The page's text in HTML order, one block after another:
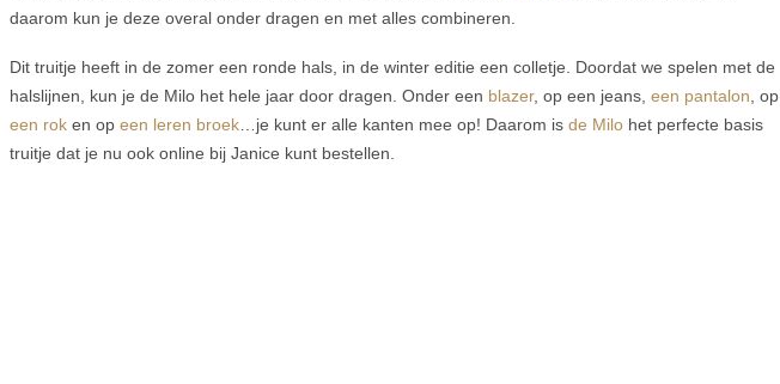
daarom kun je deze overal onder dragen en met alles combineren.
Dit truitje heeft in de zomer een ronde hals, in de winter editie een colletje. Doordat we spelen met de
halslijnen, kun je de Milo het hele jaar door dragen. Onder een blazer, op een jeans, een pantalon , op
een rok en op een leren broek …je kunt er alle kanten mee op! Daarom is de Milo het perfecte basis
truitje dat je nu ook online bij Janice kunt bestellen.